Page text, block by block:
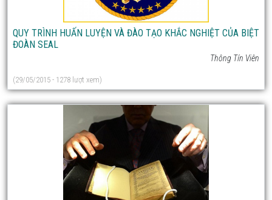
QUY TRÌNH HUẤN LUYỆN VÀ ĐÀO TẠO KHẮC NGHIỆT CỦA BIỆT
ĐOÀN SEAL
Thông Tín Viên
(29/05/2015 - 1278 lượt xem)